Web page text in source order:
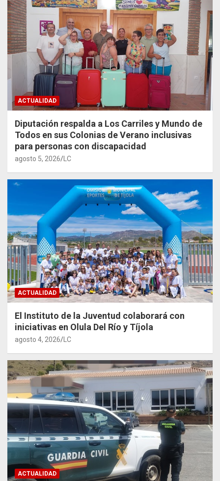
ACTUALIDAD
Diputación respalda a Los Carriles y Mundo de
Todos en sus Colonias de Verano inclusivas
para personas con discapacidad
agosto 5, 2026 LC
ACTUALIDAD
El Instituto de la Juventud colaborará con
iniciativas en Olula Del Río y Tíjola
agosto 4, 2026 LC
ACTUALIDAD